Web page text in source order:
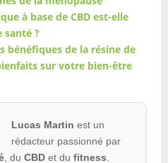
à base de CBD est-elle
santé ?
bénéfiques de la résine de
sur votre bien-être
Lucas Martin est un
rédacteur passionné par
, du CBD et du fitness